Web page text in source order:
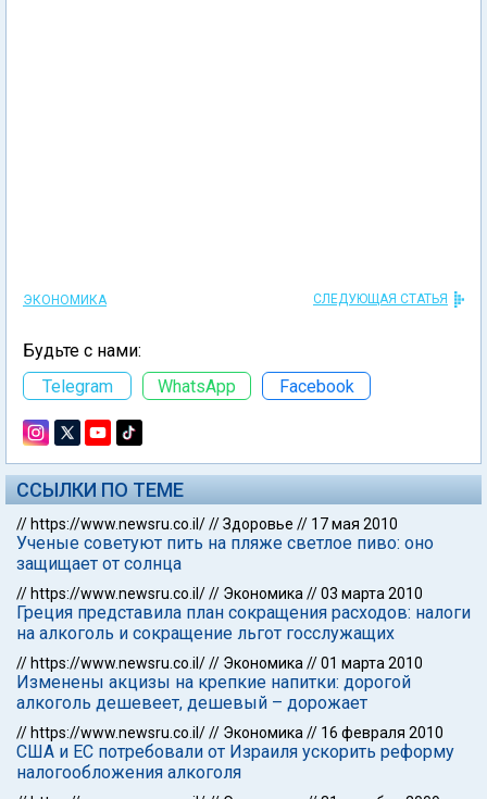
ЭКОНОМИКА СЛЕДУЮЩАЯ СТАТЬЯ
Будьте с нами:
Telegram
WhatsApp Facebook
ССЫЛКИ ПО ТЕМЕ
// https://www.newsru.co.il///Здоровье // 17 мая 2010
Ученые советуют пить на пляже светлое пиво: оно
защищает от солнца
// https://www.newsru.co.il/// Экономика //03 марта 2010
Греция представила план сокращения расходов: налоги
на алкоголь и сокращение льгот госслужащих
// https://www.newsru.co.il/// Экономика //01 марта 2010
Изменены акцизы на крепкие напитки: дорогой
алкоголь дешевеет, дешевый – дорожает
// https://www.newsru.co.il/// Экономика // 16 февраля 2010
США и ЕС потребовали от Израиля ускорить реформу
налогообложения алкоголя